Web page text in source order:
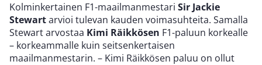
Kolminkertainen F1-maailmanmestari Sir Jackie
Stewartarvioi tulevan kauden voimasuhteita. Samalla
Stewart arvostaa Kimi Räikkösen F1-paluun korkealle
– korkeammalle kuin seitsenkertaisen
maailmanmestarin. – Kimi Räikkösen paluu on ollut